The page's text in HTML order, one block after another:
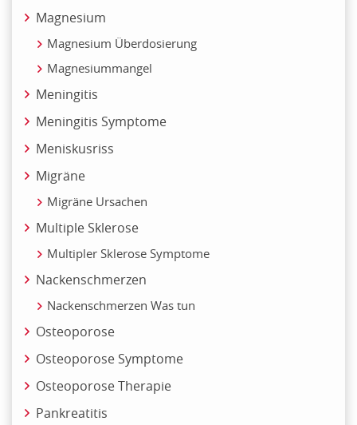
Magnesium
Magnesium Überdosierung
Magnesiummangel
Meningitis
Meningitis Symptome
Meniskusriss
Migräne
Migräne Ursachen
Multiple Sklerose
Multipler Sklerose Symptome
Nackenschmerzen
Nackenschmerzen Was tun
Osteoporose
Osteoporose Symptome
Osteoporose Therapie
Pankreatitis